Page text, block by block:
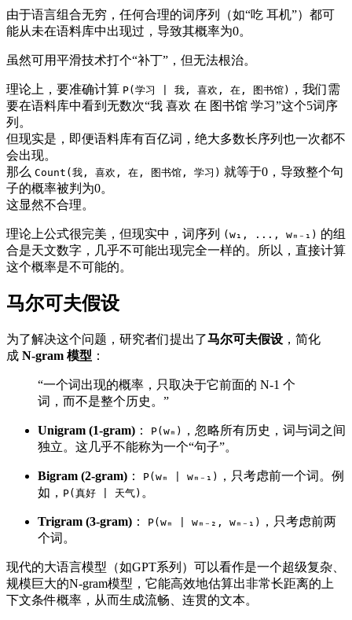
由于语言组合无穷，任何合理的词序列（如“吃 耳机”）都可
能从未在语料库中出现过，导致其概率为0。
虽然可用平滑技术打个“补丁”，但无法根治。
理论上，要准确计算 P(学习 | 我, 喜欢, 在, 图书馆)
，我们需
要在语料库中看到无数次“我 喜欢 在 图书馆 学习”这个5词序
列。
但现实是，即便语料库有百亿词，绝大多数长序列也一次都不
会出现。
那么 Count(我, 喜欢, 在, 图书馆, 学习) 就等于0，导致整个句
子的概率被判为0。
这显然不合理。
理论上公式很完美，但现实中，词序列 (w₁, ..., wₘ₋₁) 的组
合是天文数字，几乎不可能出现完全一样的。所以，直接计算
这个概率是不可能的。
马尔可夫假设
为了解决这个问题，研究者们提出了马尔可夫假设 ，简化
成 N-gram 模型 ：
“一个词出现的概率，只取决于它前面的 N-1 个
词，而不是整个历史。”
Unigram (1-gram) ： P(wₘ)
，忽略所有历史，词与词之间
独立。这几乎不能称为一个“句子”。
Bigram (2-gram) ： P(wₘ | wₘ₋₁)
，只考虑前一个词。例
如， P(真好 | 天气) 。
Trigram (3-gram) ： P(wₘ | wₘ₋₂, wₘ₋₁)
，只考虑前两
个词。
现代的大语言模型（如GPT系列）可以看作是一个超级复杂、
规模巨大的N-gram模型，它能高效地估算出非常长距离的上
下文条件概率，从而生成流畅、连贯的文本。